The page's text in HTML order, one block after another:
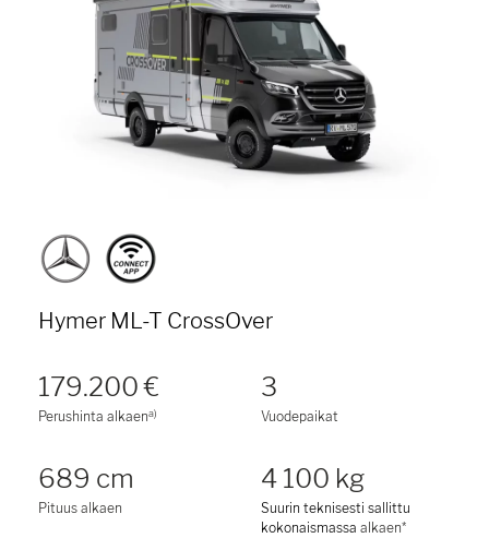
Hymer ML-T CrossOver
179.200 €
Perushinta alkaena)
3
Vuodepaikat
689 cm
Pituus alkaen
4 100 kg
Suurin teknisesti sallittu
kokonaismassa alkaen*